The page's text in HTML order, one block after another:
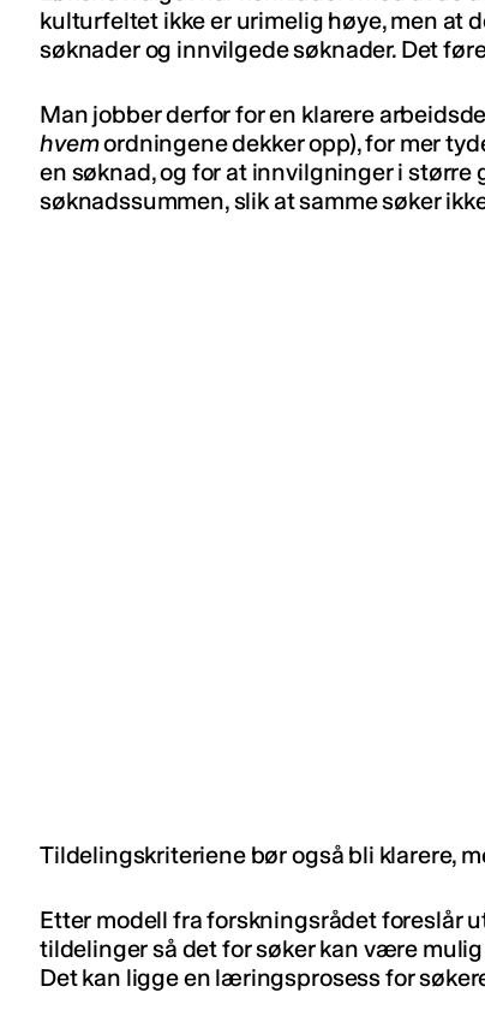
kulturfeltet ikke er urimelig høye, men at
søknader og innvilgede søknader. Det
Man jobber derfor for en klarere
hvemordningene dekker opp), for mer
en søknad, og for at innvilgninger i større
søknadssummen, slik at samme søker
Tildelingskriteriene bør også bli klarere,
Etter modell fra forskningsrådet foreslår
tildelinger så det for søker kan være
Det kan ligge en læringsprosess for